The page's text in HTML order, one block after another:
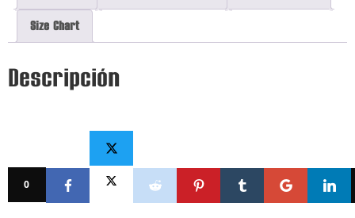
Size Chart
Descripción
0